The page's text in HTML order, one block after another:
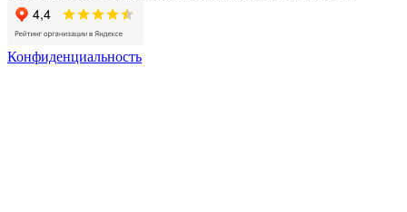
Конфиденциальность